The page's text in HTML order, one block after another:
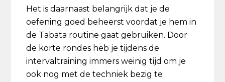
Het is daarnaast belangrijk dat je de
oefening goed beheerst voordat je hem in
de Tabata routine gaat gebruiken. Door
de korte rondes heb je tijdens de
intervaltraining immers weinig tijd om je
ook nog met de techniek bezig te